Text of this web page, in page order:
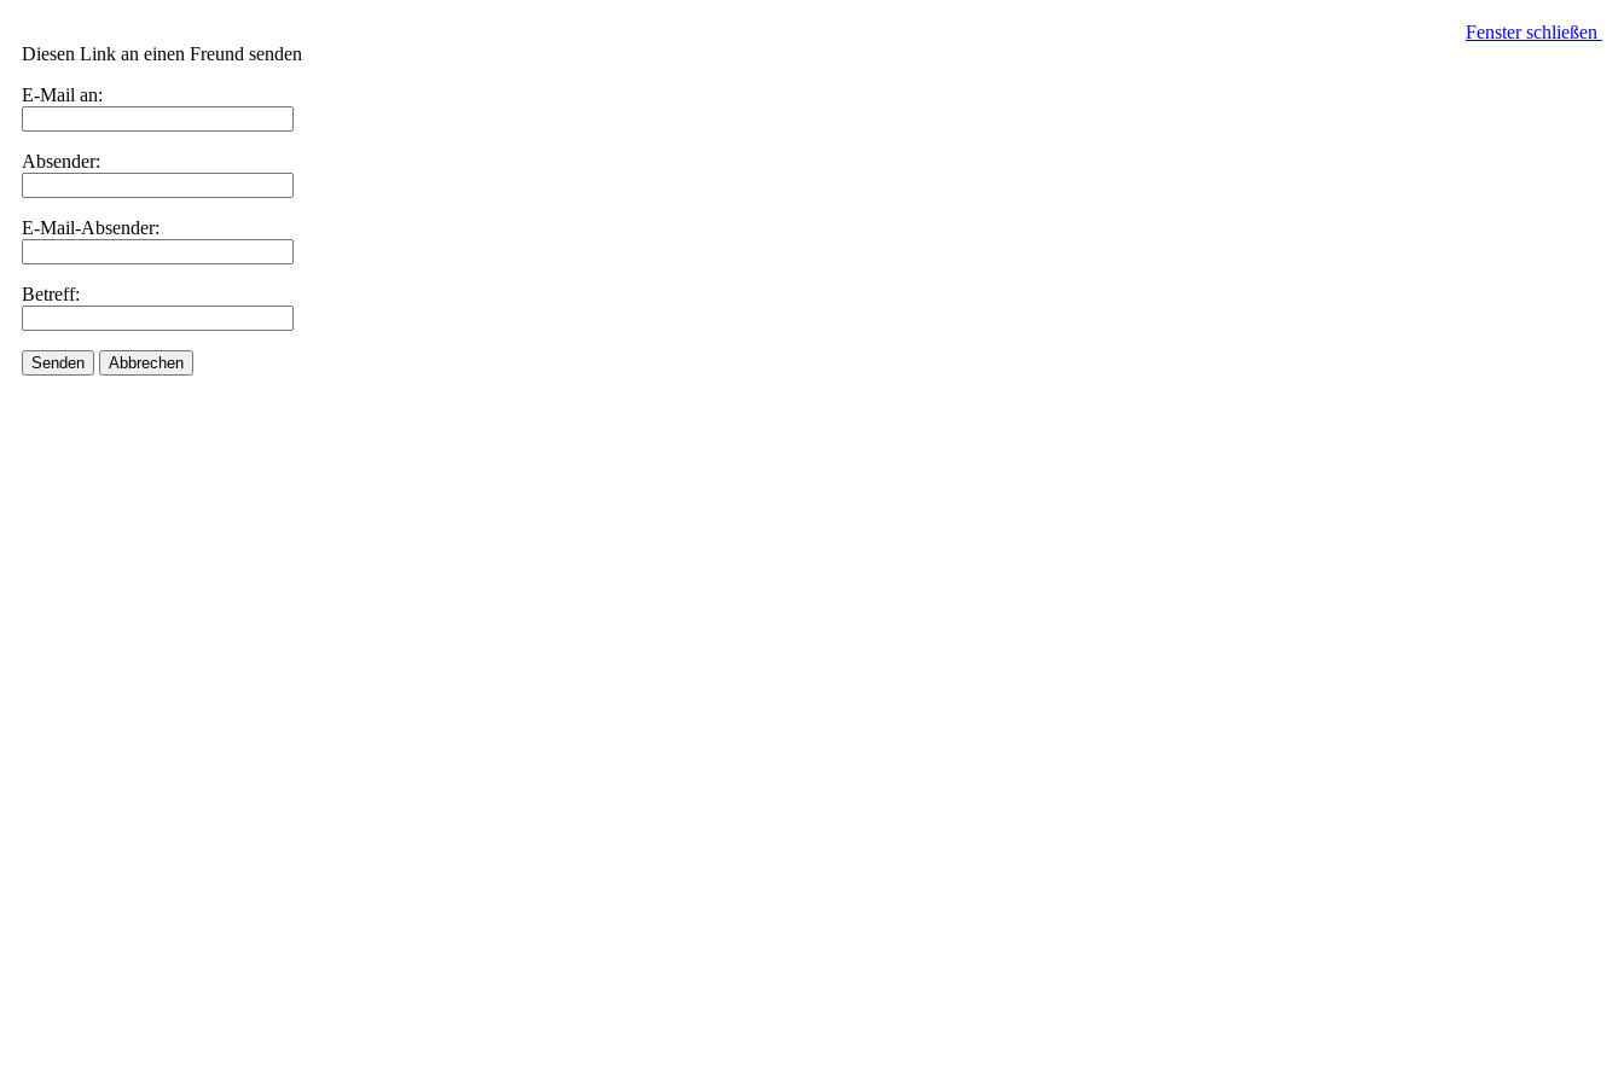
Fenster schließen
Diesen Link an einen Freund senden
E-Mail an:
Absender:
E-Mail-Absender:
Betreff:
Senden Abbrechen